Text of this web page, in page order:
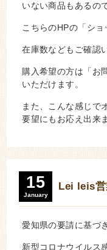
いない商品もあるの
こちらのHPの「シ
在庫数などもご確認
購入希望の方は「お
いただけます。
また、こんな感じで
要望にもお応え出来
15
January
Lei leis営
愛知県の要請に基づき
新型コロナウイルス